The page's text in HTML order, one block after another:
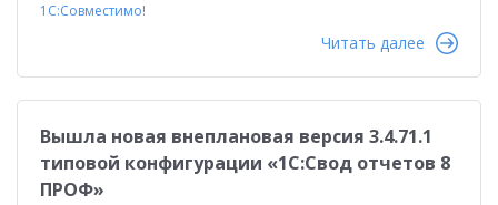
1С:Совместимо!
Читать далее
Вышла новая внеплановая версия 3.4.71.1
типовой конфигурации «1C:Свод отчетов 8
ПРОФ»